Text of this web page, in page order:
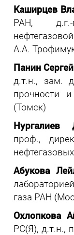
Каширцев
РАН, д.г.-
А.А.
Панин
д.т.н., зам.
прочности
(Томск)
Нургалиев
проф.,
Абукова
газа РАН
Охлопкова
РС(Я), д.т.н.,